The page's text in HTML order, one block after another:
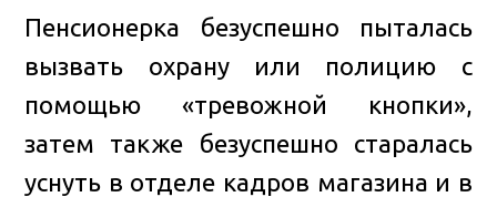
Пенсионерка безуспешно пыталась
вызвать охрану или полицию с
помощью «тревожной кнопки»,
затем также безуспешно старалась
уснуть в отделе кадров магазина и в